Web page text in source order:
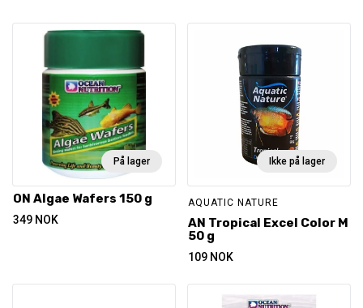
På lager
ON Algae Wafers 150 g
349 NOK
Ikke på lager
AQUATIC NATURE
AN Tropical Excel Color M
50 g
109 NOK